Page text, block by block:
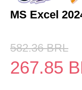
MS Excel
582.36 BRL
267.85